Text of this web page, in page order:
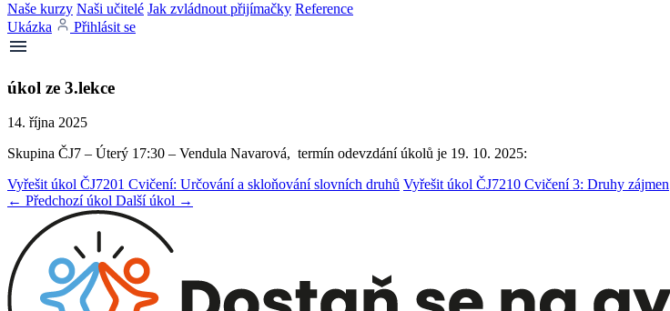
Naše kurzy Naši učitelé Jak zvládnout přijímačky Reference
Ukázka
Přihlásit se
úkol ze 3.lekce
14. října 2025
Skupina ČJ7 – Úterý 17:30 – Vendula Navarová, termín odevzdání úkolů je 19. 10. 2025:
Vyřešit úkol ČJ7201 Cvičení: Určování a skloňování slovních druhů Vyřešit úkol ČJ7210 Cvičení 3: Druhy zájmen
← Předchozí úkol Další úkol →